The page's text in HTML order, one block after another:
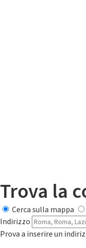
Trova la
Cerca sulla mappa
Indirizzo
Prova a inserire un